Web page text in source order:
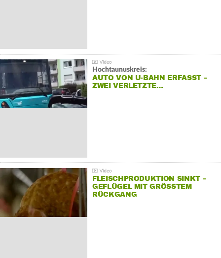
Hochtaunuskreis:
AUTO VON U-BAHN ERFASST –
ZWEI VERLETZTE…
FLEISCHPRODUKTION SINKT –
GEFLÜGEL MIT GRÖSSTEM R
ÜCKGANG